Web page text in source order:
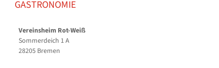
GASTRONOMIE
Vereinsheim Rot-Weiß
Sommerdeich 1 A
28205 Bremen